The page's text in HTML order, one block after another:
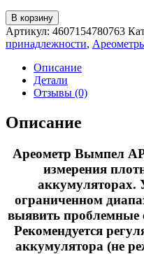
Количество
товара
Ареометр
Вымпел
АР-02
5002
В корзину
Артикул: 4607154780763
принадлежности,
Описание
Детали
Отзывы (0)
Описание
Ареометр Вымпел
измерения
аккумуляторах.
ограниченном
выявить проблемные
Рекомендуется
аккумулятора (не